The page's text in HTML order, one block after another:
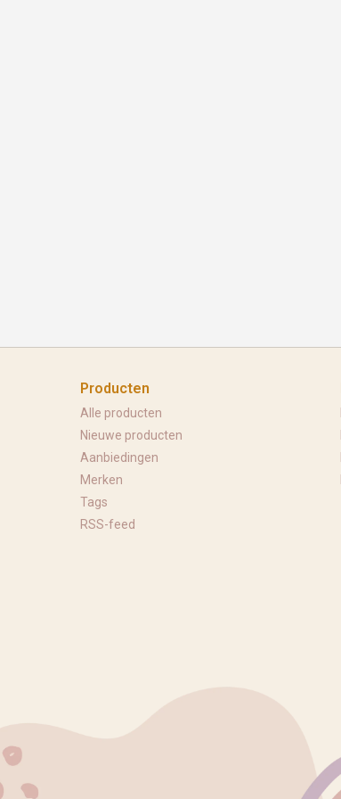
Producten
Alle producten
Nieuwe producten
Aanbiedingen
Merken
Tags
RSS-feed